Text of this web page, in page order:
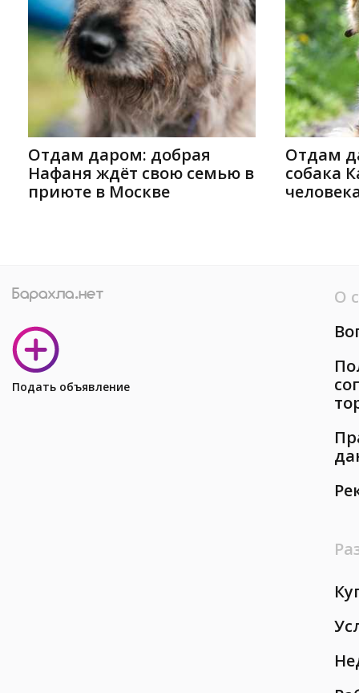
Отдам даром: добрая
Нафаня ждёт свою семью в
приюте в Москве
Отдам
собака
Подать объявление
О